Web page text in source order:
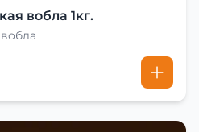
вобла 1кг.